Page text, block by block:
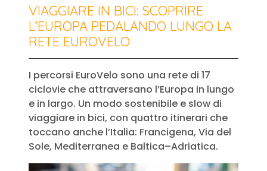
VIAGGIARE IN BICI: SCOPRIRE
L’EUROPA PEDALANDO LUNGO LA
RETE EUROVELO
I percorsi EuroVelo sono una rete di 17
ciclovie che attraversano l’Europa in lungo
e in largo. Un modo sostenibile e slow di
viaggiare in bici, con quattro itinerari che
toccano anche l’Italia: Francigena, Via del
Sole, Mediterranea e Baltica–Adriatica.